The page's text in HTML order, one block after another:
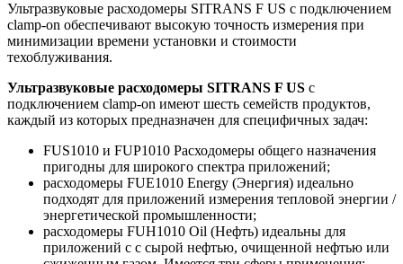
Ультразвуковые расходомеры SITRANS F US с подключением
clamp-on обеспечивают высокую точность измерения при
минимизации времени установки и стоимости
техоблуживания.
Ультразвуковые расходомеры SITRANS F US с
подключением clamp-on имеют шесть семейств продуктов,
каждый из которых предназначен для специфичных задач:
FUS1010 и FUP1010 Расходомеры общего назначения
пригодны для широкого спектра приложений;
расходомеры FUE1010 Energy (Энергия) идеально
подходят для приложений измерения тепловой энергии /
энергетической промышленности;
расходомеры FUH1010 Oil (Нефть) идеальны для
приложений с с сырой нефтью, очищенной нефтью или